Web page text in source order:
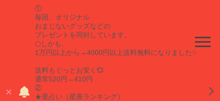
①
毎回、オリジナル
おまじないグッズなどの
プレゼントを同封しています。
🌕しかも、
1万円以上から→4000円以上送料無料になりました✨
送料もぐっとお安く💞
通常520円→410円
②
★星占い（星座ランキング）